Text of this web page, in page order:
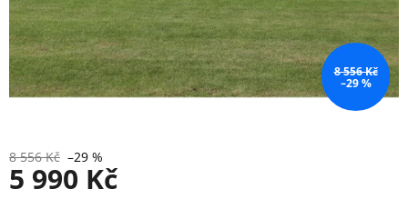
8 556 Kč
–29 %
8 556 Kč –29 %
5 990 Kč